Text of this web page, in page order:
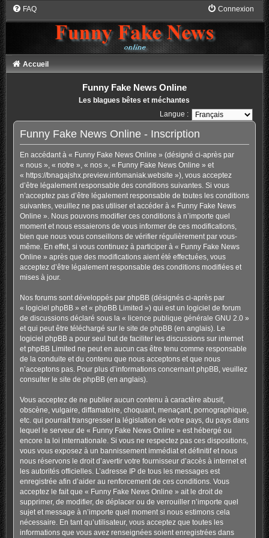
FAQ Connexion
Accueil
Funny Fake News Online
Les blagues bêtes et méchantes
Langue :
Funny Fake News Online - Inscription
En accédant à « Funny Fake News Online » (désigné ci-après par
« nous », « notre », « nos », « Funny Fake News Online » et
« https://bnagajshx.preview.infomaniak.website »), vous acceptez
d’être légalement responsable des conditions suivantes. Si vous
n’acceptez pas d’être légalement responsable de toutes les conditions
suivantes, veuillez ne pas utiliser et accéder à « Funny Fake News
Online ». Nous pouvons modifier ces conditions à n’importe quel
moment et nous essaierons de vous informer de ces modifications,
bien que nous vous conseillons de vérifier régulièrement par vous-
même. En effet, si vous continuez à participer à « Funny Fake News
Online » après que des modifications aient été effectuées, vous
acceptez d’être légalement responsable des conditions modifiées et
mises à jour.
Nos forums sont développés par phpBB (désignés ci-après par
« logiciel phpBB » et « phpBB Limited ») qui est un logiciel de forum
de discussions déclaré sous la « licence publique générale GNU 2.0»
et qui peut être téléchargé sur le site de phpBB(en anglais). Le
logiciel phpBB a pour seul but de faciliter les discussions sur internet
et phpBB Limited ne peut en aucun cas être tenu comme responsable
de la conduite et du contenu que nous acceptons et que nous
n’acceptons pas. Pour plus d’informations concernant phpBB, veuillez
consulter le site de phpBB(en anglais).
Vous acceptez de ne publier aucun contenu à caractère abusif,
obscène, vulgaire, diffamatoire, choquant, menaçant, pornographique,
etc. qui pourrait transgresser la législation de votre pays, du pays dans
lequel le serveur de « Funny Fake News Online » est hébergé ou
encore la loi internationale. Si vous ne respectez pas ces dispositions,
vous vous exposez à un bannissement immédiat et définitif et nous
nous réservons le droit d’avertir votre fournisseur d’accès à internet et
les autorités officielles. L’adresse IP de tous les messages est
enregistrée afin d’aider au renforcement de ces conditions. Vous
acceptez le fait que « Funny Fake News Online » ait le droit de
supprimer, de modifier, de déplacer ou de verrouiller n’importe quel
sujet et message à n’importe quel moment si nous estimons cela
nécessaire. En tant qu’utilisateur, vous acceptez que toutes les
informations que vous avez renseignées soient enregistrées dans